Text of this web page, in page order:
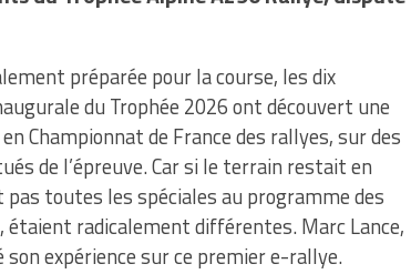
préparée pour la course, les dix
du Trophée 2026 ont découvert une
Championnat de France des rallyes, sur des
de l’épreuve. Car si le terrain restait en
toutes les spéciales au programme des
radicalement différentes. Marc Lance,
expérience sur ce premier e-rallye.